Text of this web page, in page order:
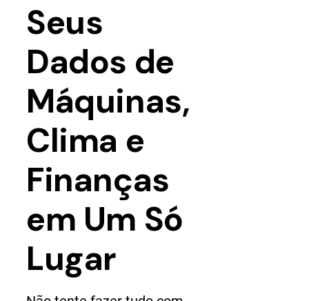
Seus
Dados de
Máquinas,
Clima e
Finanças
em Um Só
Lugar